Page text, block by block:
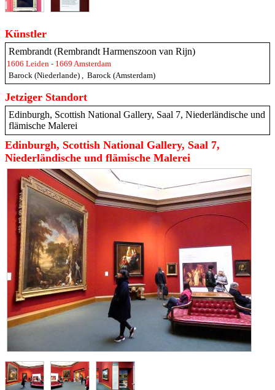
Künstler
Rembrandt (Rembrandt Harmenszoon van Rijn)
1606 Leiden - 1669 Amsterdam
Barock (Niederlande)
Barock (Amsterdam)
Jetziger Standort
Edinburgh, Scottish National Gallery, Saal 7, Niederländische und
flämische Malerei
Edinburgh, Scottish National Gallery, Saal 7,
Niederländische und flämische Malerei